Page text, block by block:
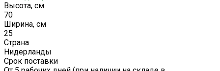
Высота, см
70
Ширина, см
25
Страна
Нидерланды
Срок поставки